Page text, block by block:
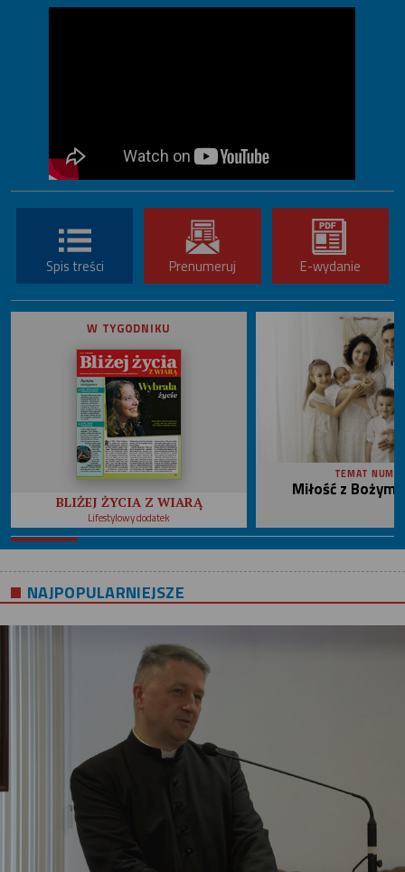
Spis treści Prenumeruj E-wydanie
W TYGODNIKU
BLIŻEJ ŻYCIA Z WIARĄ
Lifestylowy dodatek
TEMAT
Miłość z
NAJPOPULARNIEJSZE